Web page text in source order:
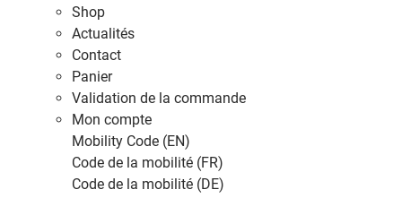
Shop
Actualités
Contact
Panier
Validation de la commande
Mon compte
Mobility Code (EN)
Code de la mobilité (FR)
Code de la mobilité (DE)